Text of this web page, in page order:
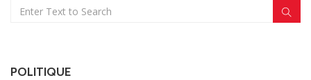
POLITIQUE